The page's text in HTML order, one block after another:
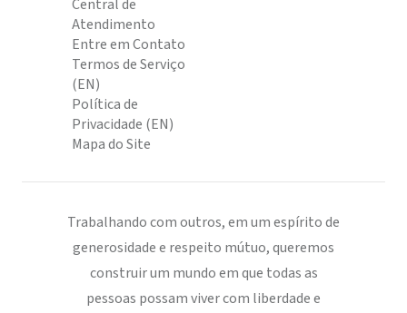
Central de
Atendimento
Entre em Contato
Termos de Serviço
(EN)
Política de
Privacidade (EN)
Mapa do Site
Trabalhando com outros, em um espírito de
generosidade e respeito mútuo, queremos
construir um mundo em que todas as
pessoas possam viver com liberdade e